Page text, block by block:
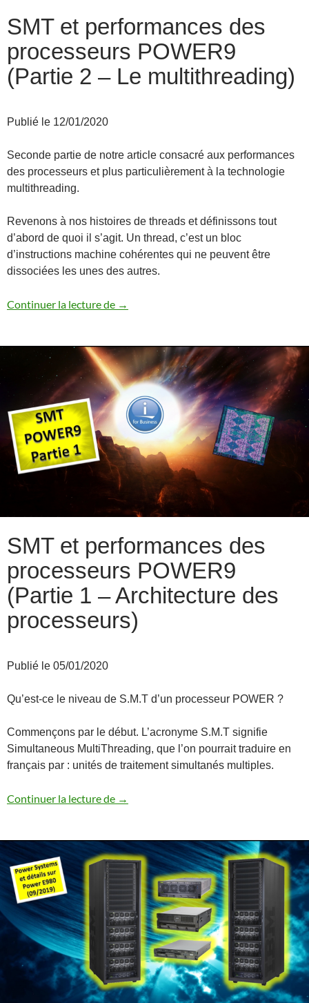
SMT et performances des
processeurs POWER9
(Partie 2 – Le multithreading)
Publié le 12/01/2020
Seconde partie de notre article consacré aux performances
des processeurs et plus particulièrement à la technologie
multithreading.
Revenons à nos histoires de threads et définissons tout
d’abord de quoi il s’agit. Un thread, c’est un bloc
d’instructions machine cohérentes qui ne peuvent être
dissociées les unes des autres.
Continuer la lecture de SMT et performances des processeurs
→
SMT et performances des
processeurs POWER9
(Partie 1 – Architecture des
processeurs)
Publié le 05/01/2020
Qu’est-ce le niveau de S.M.T d’un processeur POWER ?
Commençons par le début. L’acronyme S.M.T signifie
Simultaneous MultiThreading, que l’on pourrait traduire en
français par : unités de traitement simultanés multiples.
Continuer la lecture de SMT et performances des processeurs
→